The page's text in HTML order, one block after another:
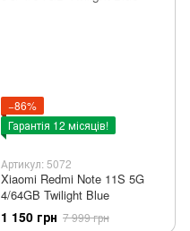
−86%
Гарантія 12 місяців!
Артикул: 5072
Xiaomi Redmi Note 11S 5G
4/64GB Twilight Blue
1 150 грн 7 999 грн